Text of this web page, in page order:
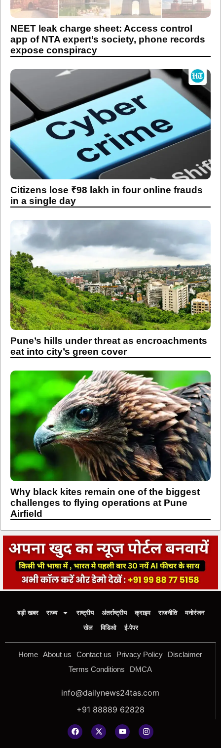
NEET leak charge sheet: Access control
app of NTA expert’s society, phone records
expose conspiracy
Citizens lose ₹98 lakh in four online frauds
in a single day
Pune’s hills under threat as encroachments
eat into city’s green cover
Why black kites remain one of the biggest
challenges to flying operations at Pune
Airfield
बड़ी खबर राज्य राष्ट्रीय अंतर्राष्ट्रीय क्राइम राजनीति
मनोरंजन
खेल
विडिओ ई-पेपर
Home About us Contact us Privacy Policy
Disclaimer
Terms Conditions
DMCA
info@dailynews24tas.com
+91 88889 62828